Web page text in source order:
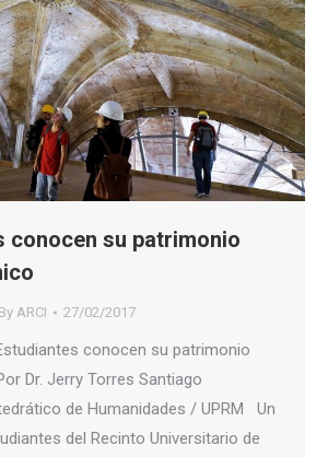
conocen su patrimonio
By ARCI 27/02/2017
conocen su patrimonio
Dr. Jerry Torres Santiago
de Humanidades / UPRM Un
del Recinto Universitario de